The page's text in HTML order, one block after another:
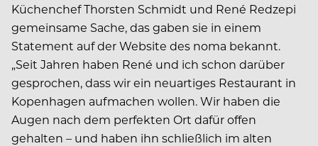
Küchenchef Thorsten Schmidt und René Redzepi
gemeinsame Sache, das gaben sie in einem
Statement auf der Website des noma bekannt.
„Seit Jahren haben René und ich schon darüber
gesprochen, dass wir ein neuartiges Restaurant in
Kopenhagen aufmachen wollen. Wir haben die
Augen nach dem perfekten Ort dafür offen
gehalten – und haben ihn schließlich im alten